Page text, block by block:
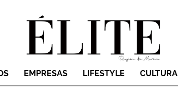
EMPRESAS LIFESTYLE CULTURA